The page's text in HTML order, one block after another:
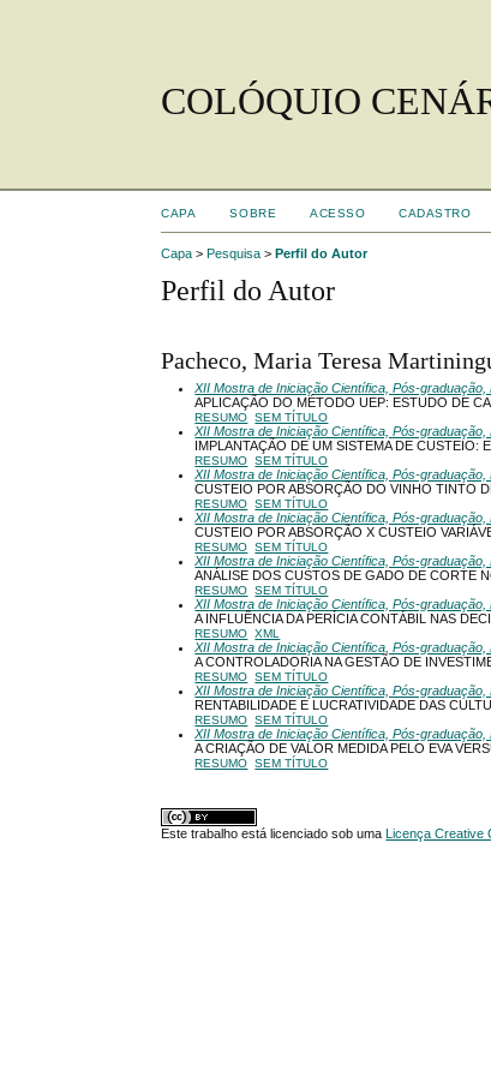
COLÓQUIO
CAPA SOBRE ACESSO CADASTRO
Capa >Pesquisa >Perfil do Autor
Perfil do Autor
Pacheco, Maria Teresa
XII Mostra de Iniciação Científica, Pós-
APLICAÇÃO DO MÉTODO UEP: ESTUDO DE
RESUMO SEM TÍTULO
XII Mostra de Iniciação Científica, Pós-
IMPLANTAÇÃO DE UM SISTEMA DE CUSTEIO:
RESUMO SEM TÍTULO
XII Mostra de Iniciação Científica, Pós-
CUSTEIO POR ABSORÇÃO DO VINHO TINTO
RESUMO SEM TÍTULO
XII Mostra de Iniciação Científica, Pós-
CUSTEIO POR ABSORÇÃO X CUSTEIO
RESUMO SEM TÍTULO
XII Mostra de Iniciação Científica, Pós-
ANÁLISE DOS CUSTOS DE GADO DE CORTE
RESUMO SEM TÍTULO
XII Mostra de Iniciação Científica, Pós-
A INFLUÊNCIA DA PERÍCIA CONTÁBIL NAS
RESUMO XML
XII Mostra de Iniciação Científica, Pós-
A CONTROLADORIA NA GESTÃO DE
RESUMO SEM TÍTULO
XII Mostra de Iniciação Científica, Pós-
RENTABILIDADE E LUCRATIVIDADE DAS
RESUMO SEM TÍTULO
XII Mostra de Iniciação Científica, Pós-
A CRIAÇÃO DE VALOR MEDIDA PELO EVA
RESUMO SEM TÍTULO
Este trabalho está licenciado sob uma Licença Creative